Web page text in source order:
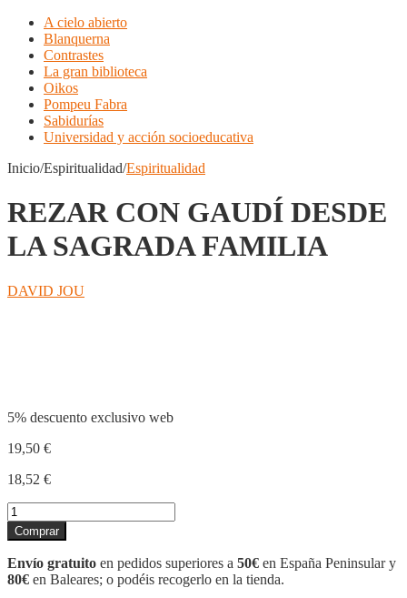
A cielo abierto
Blanquerna
Contrastes
La gran biblioteca
Oikos
Pompeu Fabra
Sabidurías
Universidad y acción socioeducativa
Inicio/Espiritualidad/Espiritualidad
REZAR CON GAUDÍ DESDE
LA SAGRADA FAMILIA
DAVID JOU
5% descuento exclusivo web
19,50 €
18,52 €
REZAR
CON
GAUDÍ
DESDE
LA
Comprar
Envío gratuito en pedidos superiores a 50€ en España Peninsular y
80€ en Baleares; o podéis recogerlo en la tienda.